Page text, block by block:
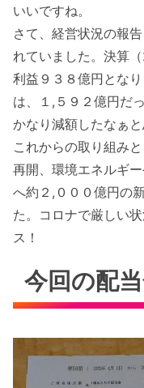
いいですね。
さて、経営状況の報
れていました。決算
利益９３８億円とな
は、１,５９２億円だ
かなり減額したなぁと
これからの取り組み
再開、環境エネルギ
へ約２,０００億円の
た。コロナで厳しい
ス！
今回の配